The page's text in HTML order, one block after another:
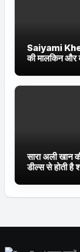
Saiyami
की मालकिन और
सारा अली खान
डील्स से होती है